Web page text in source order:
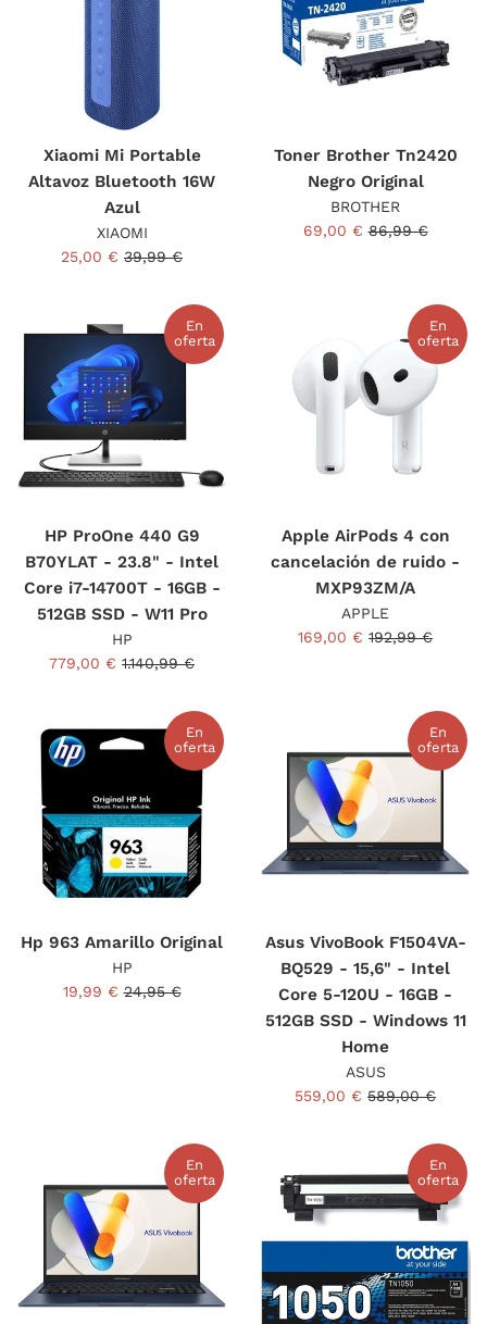
Xiaomi Mi Portable
Altavoz Bluetooth 16W
Azul
XIAOMI
Precio
25,00 € Precio
39,99 €
Toner Brother Tn2420
Negro Original
BROTHER
Precio
69,00 €Precio
86,99 €
HP ProOne 440 G9
B70YLAT - 23.8" - Intel
Core i7-14700T - 16GB -
512GB SSD - W11 Pro
HP
Precio
779,00 € Precio
1.140,99 €
En
oferta
Apple AirPods 4 con
cancelación de ruido -
MXP93ZM/A
APPLE
Precio
169,00 € Precio
192,99 €
En
oferta
Hp 963 Amarillo Original
HP
Precio
19,99 €Precio
24,95 €
En
oferta
Asus VivoBook F1504VA-
BQ529 - 15,6" - Intel
Core 5-120U - 16GB -
512GB SSD - Windows 11
Home
ASUS
Precio
559,00 € Precio
589,00 €
En
oferta
En
oferta
En
oferta